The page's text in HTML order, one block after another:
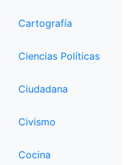
Cartografía
Ciencias Políticas
Ciudadana
Civismo
Cocina